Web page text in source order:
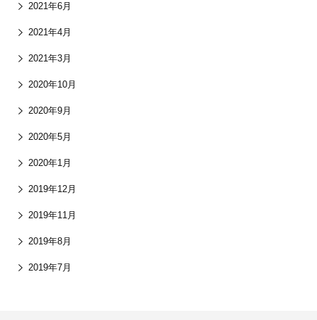
2021年6月
2021年4月
2021年3月
2020年10月
2020年9月
2020年5月
2020年1月
2019年12月
2019年11月
2019年8月
2019年7月